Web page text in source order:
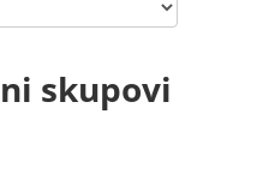
skupovi